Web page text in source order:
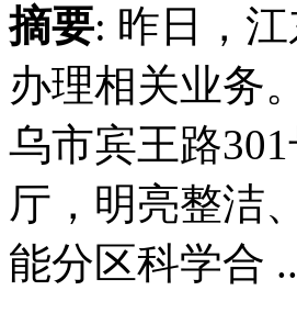
摘要: 昨日，
办理相关业务
乌市宾王路
厅，明亮整洁
能分区科学合